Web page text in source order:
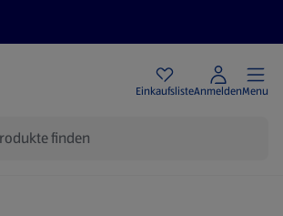
EinkaufslisteAnmeldenMenu